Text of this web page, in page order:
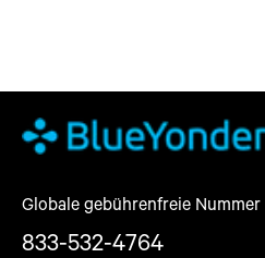
Globale gebührenfreie Nummer
833-532-4764